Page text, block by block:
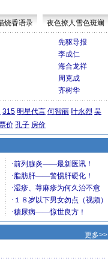
烧香语录 夜色撩人雪色斑斓
先驱导报
李成仁
海合龙祥
周克成
齐树华
315 明星代言 何智丽 叶永烈 吴
价 孔子 房价
更多>>